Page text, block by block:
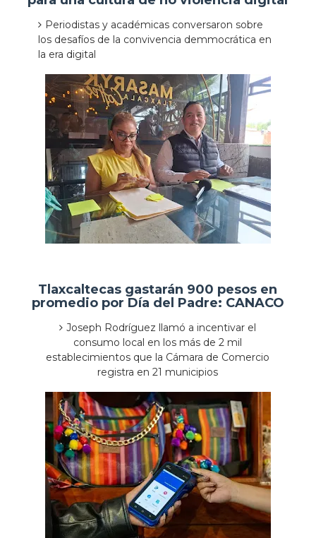
Periodistas y académicas conversaron sobre
los desafíos de la convivencia demmocrática en
la era digital
Tlaxcaltecas gastarán 900 pesos en
promedio por Día del Padre: CANACO
Joseph Rodríguez llamó a incentivar el
consumo local en los más de 2 mil
establecimientos que la Cámara de Comercio
registra en 21 municipios